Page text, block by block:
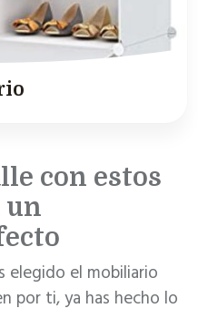
con estos
un
elegido el mobiliario
por ti, ya has hecho lo